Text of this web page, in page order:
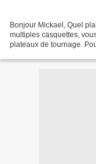
Bonjour Mickael, Quel
multiples casquettes,
plateaux de tournage.